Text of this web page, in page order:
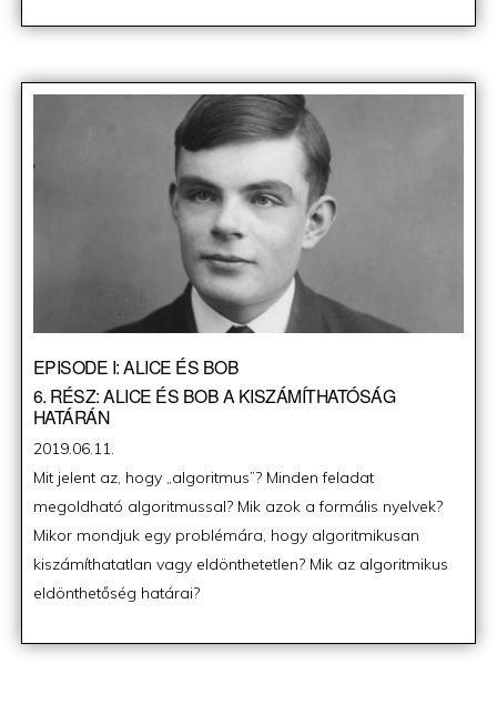
EPISODE I: ALICE ÉS BOB
6. RÉSZ: ALICE ÉS BOB A KISZÁMÍTHATÓSÁG
HATÁRÁN
Posted
on
2019.06.11.
Mit jelent az, hogy „algoritmus”? Minden feladat
megoldható algoritmussal? Mik azok a formális nyelvek?
Mikor mondjuk egy problémára, hogy algoritmikusan
kiszámíthatatlan vagy eldönthetetlen? Mik az algoritmikus
eldönthetőség határai?